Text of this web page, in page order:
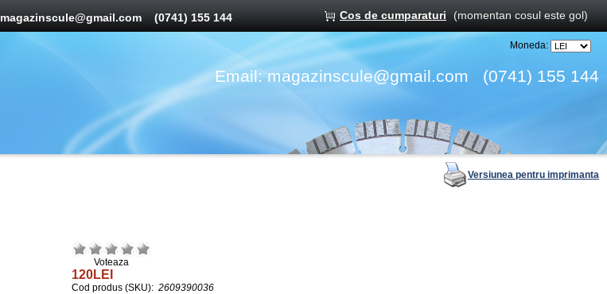
magazinscule@gmail.com(0741) 155 144 Cos de cumparaturi (momentan cosul este gol)
Moneda:
Email:magazinscule@gmail.com (0741) 155 144
Versiunea pentru imprimanta
Voteaza
120LEI
Cod produs (SKU): 2609390036